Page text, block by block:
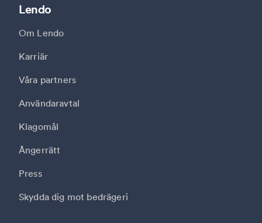
Lendo
Om Lendo
Karriär
Våra partners
Användaravtal
Klagomål
Ångerrätt
Press
Skydda dig mot bedrägeri